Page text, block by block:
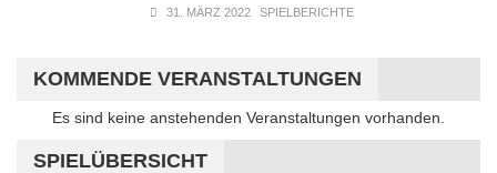
31. MÄRZ 2022 SPIELBERICHTE
KOMMENDE VERANSTALTUNGEN
Hinweis
Es sind keine anstehenden Veranstaltungen vorhanden.
SPIELÜBERSICHT